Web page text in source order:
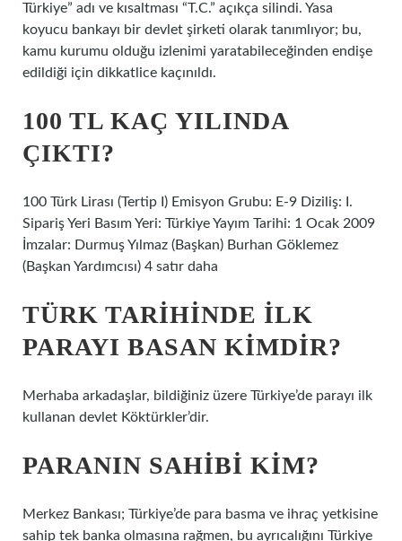
Türkiye” adı ve kısaltması “T.C.” açıkça silindi. Yasa
koyucu bankayı bir devlet şirketi olarak tanımlıyor; bu,
kamu kurumu olduğu izlenimi yaratabileceğinden endişe
edildiği için dikkatlice kaçınıldı.
100 TL KAÇ YILINDA
ÇIKTI?
100 Türk Lirası (Tertip I) Emisyon Grubu: E-9 Diziliş: I.
Sipariş Yeri Basım Yeri: Türkiye Yayım Tarihi: 1 Ocak 2009
İmzalar: Durmuş Yılmaz (Başkan) Burhan Göklemez
(Başkan Yardımcısı) 4 satır daha
TÜRK TARIHINDE ILK
PARAYI BASAN KIMDIR?
Merhaba arkadaşlar, bildiğiniz üzere Türkiye’de parayı ilk
kullanan devlet Köktürkler’dir.
PARANIN SAHIBI KIM?
Merkez Bankası; Türkiye’de para basma ve ihraç yetkisine
sahip tek banka olmasına rağmen, bu ayrıcalığını Türkiye